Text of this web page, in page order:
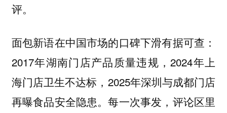
评。
面包新语在中国市场的口碑下滑有据可查：
2017年湖南门店产品质量违规，2024年上
海门店卫生不达标，2025年深圳与成都门店
再曝食品安全隐患。每一次事发，评论区里